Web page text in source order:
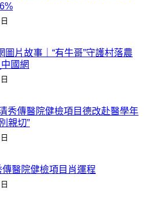
圖片故事｜“有牛哥”守護村落農
國網
秀傳醫院健檢項目德改赴醫學年
親切”
醫院健檢項目肖運程